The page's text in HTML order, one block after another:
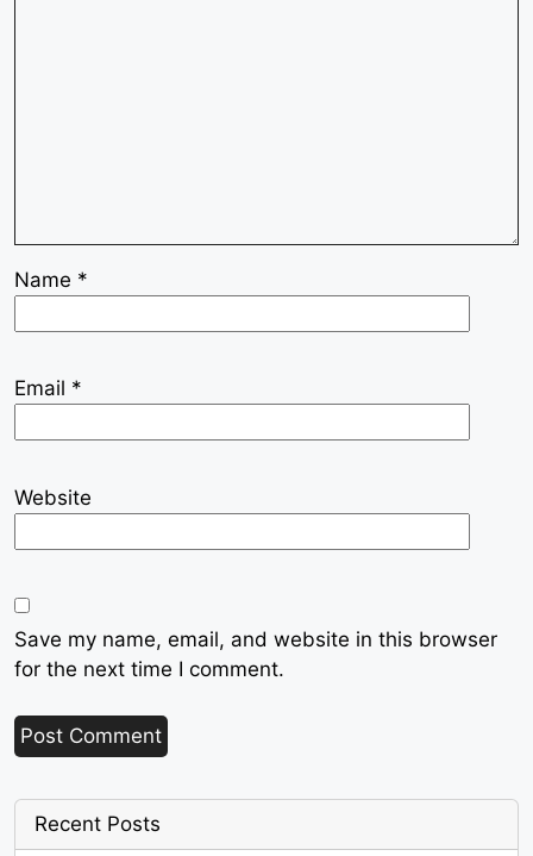
Name *
Email *
Website
Save my name, email, and website in this browser
for the next time I comment.
Recent Posts